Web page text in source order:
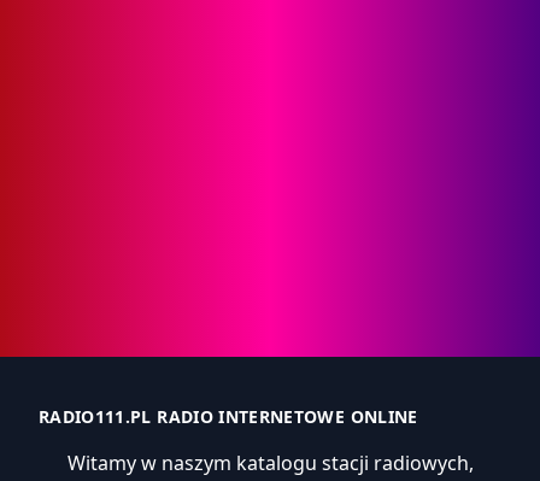
RADIO111.PL RADIO INTERNETOWE ONLINE
Witamy w naszym katalogu stacji radiowych,